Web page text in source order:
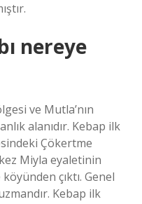
nereye
ve Mutla’nın
alanıdır. Kebap ilk
Çökertme
Miyla eyaletinin
çıktı. Genel
Kebap ilk